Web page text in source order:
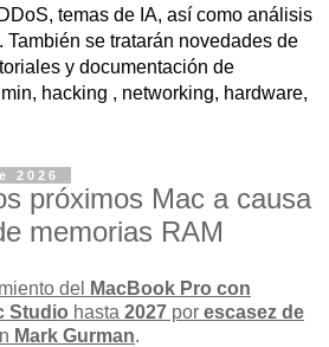
temas de IA, así como análisis
se tratarán novedades de
y documentación de
hacking , networking, hardware,
2026
próximos Mac a causa
memorias RAM
del
MacBook Pro con
Studio hasta 2027 por escasez de
Mark Gurman.